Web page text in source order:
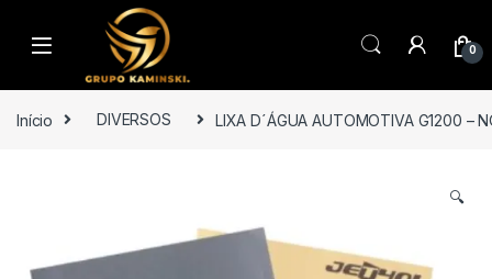
Saltar para navegação
Pular para o conteúdo
0
Início DIVERSOS LIXA D´ÁGUA AUTOMOTIVA G1200 –
🔍